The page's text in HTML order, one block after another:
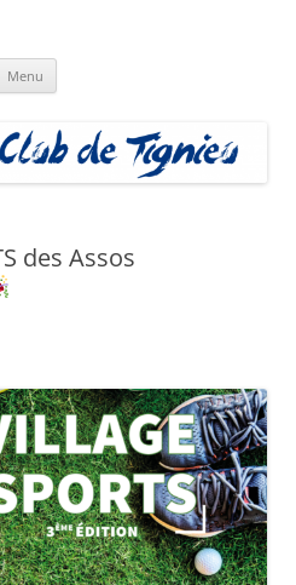
Menu
des Assos